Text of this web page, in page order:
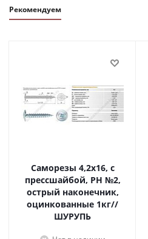
Рекомендуем
Саморезы 4,2х16, с
прессшайбой, PH №2,
острый наконечник,
оцинкованные 1кг//
ШУРУПЬ